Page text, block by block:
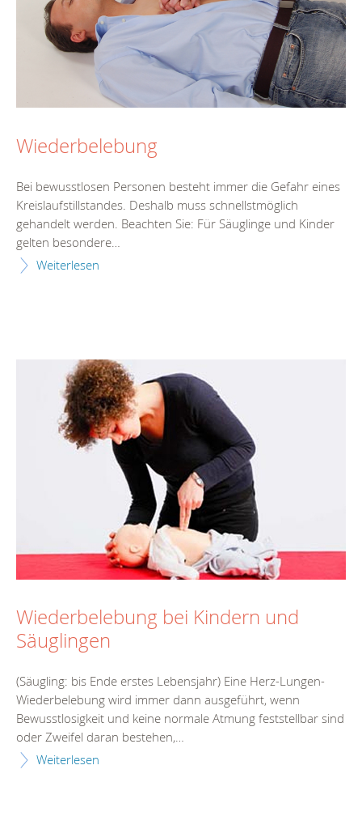
Wiederbelebung
Bei bewusstlosen Personen besteht immer die Gefahr eines
Kreislaufstillstandes. Deshalb muss schnellstmöglich
gehandelt werden. Beachten Sie: Für Säuglinge und Kinder
gelten besondere…
Weiterlesen
Wiederbelebung bei Kindern und
Säuglingen
(Säugling: bis Ende erstes Lebensjahr) Eine Herz-Lungen-
Wiederbelebung wird immer dann ausgeführt, wenn
Bewusstlosigkeit und keine normale Atmung feststellbar sind
oder Zweifel daran bestehen,…
Weiterlesen